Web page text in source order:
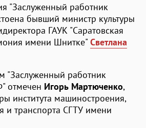
"Заслуженный работник
бывший министр культуры
ГАУК "Саратовская
имени Шнитке" Светлана
"Заслуженный работник
отмечен Игорь Мартюченко,
института машиностроения,
и транспорта СГТУ имени